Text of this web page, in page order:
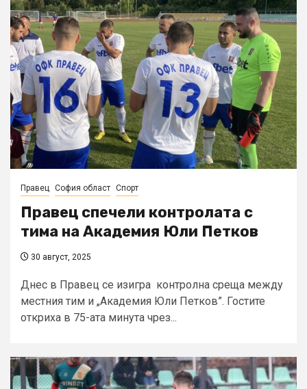
Правец София област Спорт
Правец спечели контролата с
тима на Академия Юли Петков
30 август, 2025
Днес в Правец се изигра контролна среща между
местния тим и „Академия Юли Петков”. Гостите
откриха в 75-ата минута чрез...